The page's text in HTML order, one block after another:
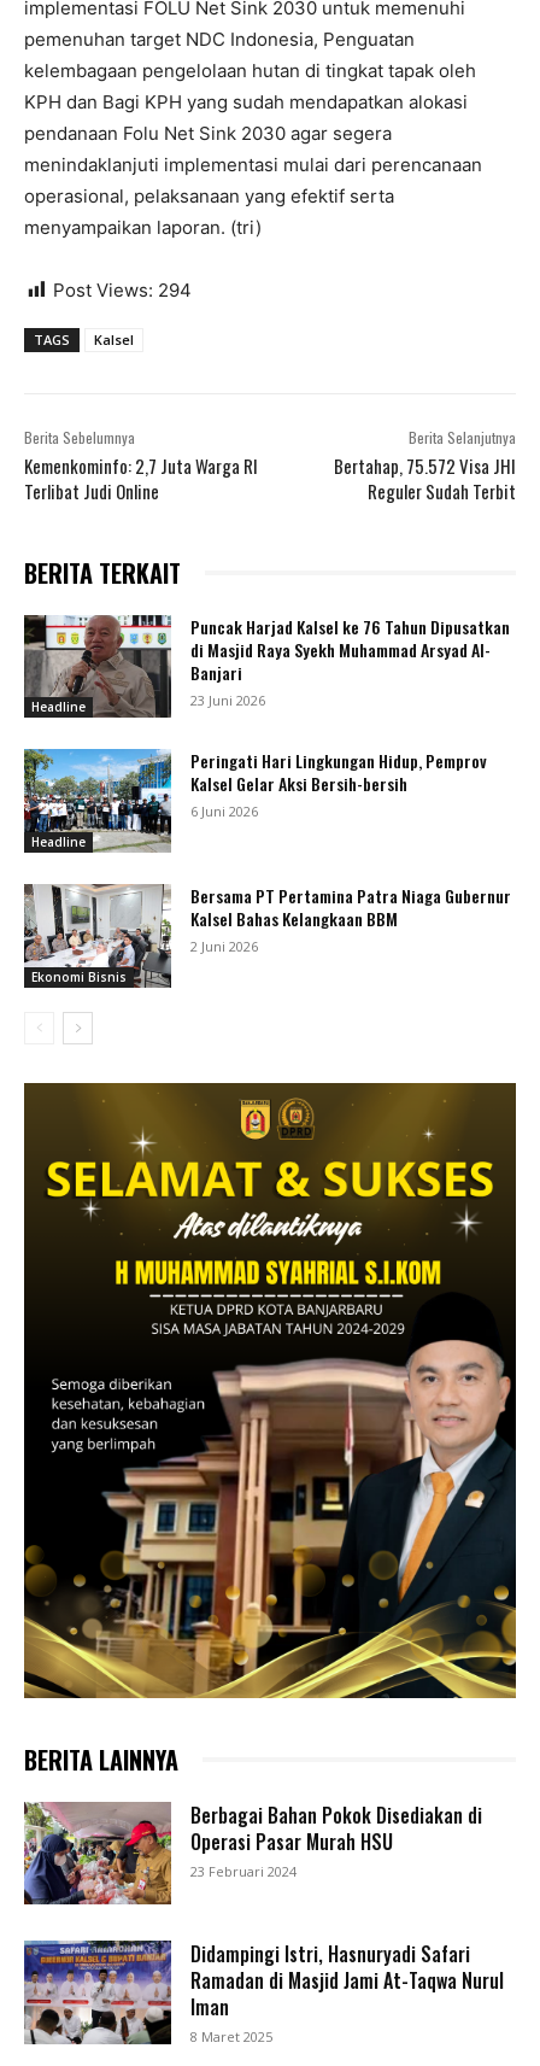
implementasi FOLU Net Sink 2030 untuk memenuhi
pemenuhan target NDC Indonesia, Penguatan
kelembagaan pengelolaan hutan di tingkat tapak oleh
KPH dan Bagi KPH yang sudah mendapatkan alokasi
pendanaan Folu Net Sink 2030 agar segera
menindaklanjuti implementasi mulai dari perencanaan
operasional, pelaksanaan yang efektif serta
menyampaikan laporan. (tri)
Post Views: 294
TAGS Kalsel
Berita Sebelumnya
Kemenkominfo: 2,7 Juta Warga RI
Terlibat Judi Online
Berita Selanjutnya
Bertahap, 75.572 Visa JHI
Reguler Sudah Terbit
BERITA TERKAIT
Headline
Puncak Harjad Kalsel ke 76 Tahun Dipusatkan
di Masjid Raya Syekh Muhammad Arsyad Al-
Banjari
23 Juni 2026
Headline
Peringati Hari Lingkungan Hidup, Pemprov
Kalsel Gelar Aksi Bersih-bersih
6 Juni 2026
Ekonomi Bisnis
Bersama PT Pertamina Patra Niaga Gubernur
Kalsel Bahas Kelangkaan BBM
2 Juni 2026
BERITA LAINNYA
Berbagai Bahan Pokok Disediakan di
Operasi Pasar Murah HSU
23 Februari 2024
Didampingi Istri, Hasnuryadi Safari
Ramadan di Masjid Jami At-Taqwa Nurul
Iman
8 Maret 2025